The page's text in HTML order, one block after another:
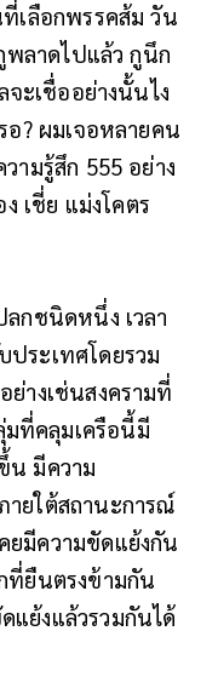
เลือกพรรคส้ม วัน
พลาดไปแล้ว กูนึก
ะเชื่ออย่างนั้นไง
อ? ผมเจอหลายคน
ามรู้สึก 555 อย่าง
เชี่ย แม่งโคตร
ลกชนิดหนึ่ง เวลา
ระเทศโดยรวม
างเช่นสงครามที่
ที่คลุมเครือนี้มี
น มีความ
ยใต้สถานะการณ์
มีความขัดแย้งกัน
ที่ยืนตรงข้ามกัน
ย้งแล้วรวมกันได้